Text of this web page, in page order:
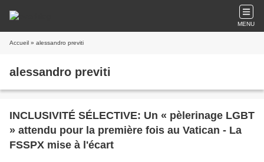
MENU
Accueil » alessandro previti
alessandro previti
INCLUSIVITÉ SÉLECTIVE: Un « pèlerinage LGBT
» attendu pour la première fois au Vatican - La
FSSPX mise à l'écart